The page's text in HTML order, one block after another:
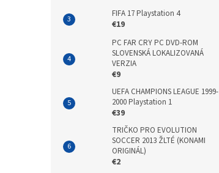
FIFA 17 Playstation 4
€19
PC FAR CRY PC DVD-ROM
SLOVENSKÁ LOKALIZOVANÁ
VERZIA
€9
UEFA CHAMPIONS LEAGUE 1999-
2000 Playstation 1
€39
TRIČKO PRO EVOLUTION
SOCCER 2013 ŽLTÉ (KONAMI
ORIGINÁL)
€2